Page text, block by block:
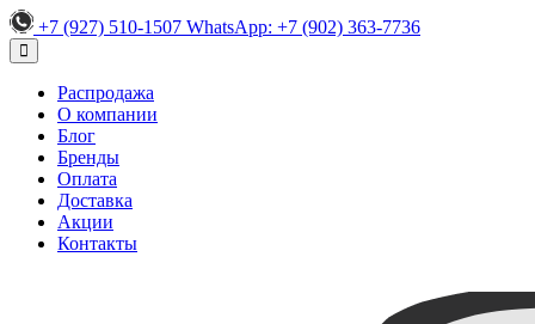
+7 (927) 510-1507 WhatsApp: +7 (902) 363-7736
Распродажа
О компании
Блог
Бренды
Оплата
Доставка
Акции
Контакты